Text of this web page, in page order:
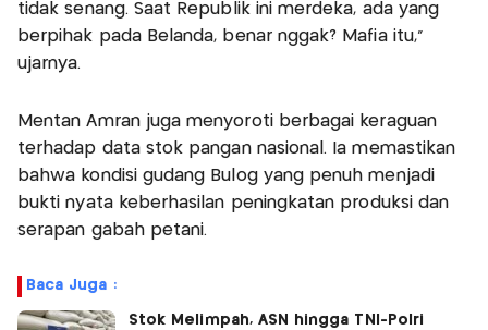
tidak senang. Saat Republik ini merdeka, ada yang
berpihak pada Belanda, benar nggak? Mafia itu,”
ujarnya.
Mentan Amran juga menyoroti berbagai keraguan
terhadap data stok pangan nasional. Ia memastikan
bahwa kondisi gudang Bulog yang penuh menjadi
bukti nyata keberhasilan peningkatan produksi dan
serapan gabah petani.
Baca Juga :
Stok Melimpah, ASN hingga TNI-Polri